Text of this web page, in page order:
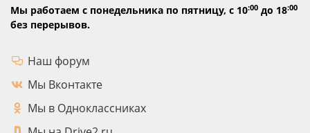
Мы работаем с понедельника по пятницу, с 10:00 до 18:00
без перерывов.
Наш форум
Мы Вконтакте
Мы в Одноклассниках